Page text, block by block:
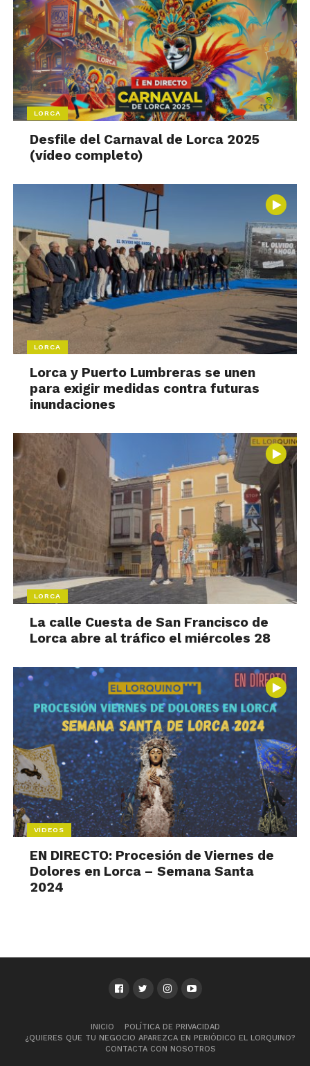
LORCA
Desfile del Carnaval de Lorca 2025
(vídeo completo)
LORCA
Lorca y Puerto Lumbreras se unen
para exigir medidas contra futuras
inundaciones
LORCA
La calle Cuesta de San Francisco de
Lorca abre al tráfico el miércoles 28
VÍDEOS
EN DIRECTO: Procesión de Viernes de
Dolores en Lorca – Semana Santa
2024
INICIO
POLÍTICA DE PRIVACIDAD
¿QUIERES QUE TU NEGOCIO APAREZCA EN PERIÓDICO EL LORQUINO?
CONTACTA CON NOSOTROS